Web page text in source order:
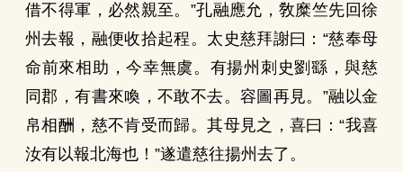
借不得軍，必然親至。”孔融應允，敎糜竺先回徐
州去報，融便收拾起程。太史慈拜謝曰：“慈奉母
命前來相助，今幸無虞。有揚州刺史劉繇，與慈
同郡，有書來喚，不敢不去。容圖再見。”融以金
帛相酬，慈不肯受而歸。其母見之，喜曰：“我喜
汝有以報北海也！”遂遣慈往揚州去了。